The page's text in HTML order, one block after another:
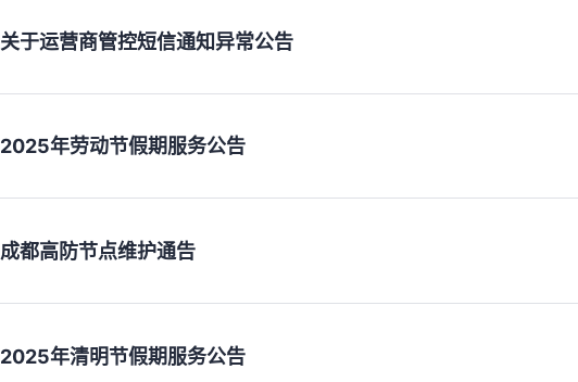
关于运营商管控短信通知异常公告
2025年劳动节假期服务公告
成都高防节点维护通告
2025年清明节假期服务公告